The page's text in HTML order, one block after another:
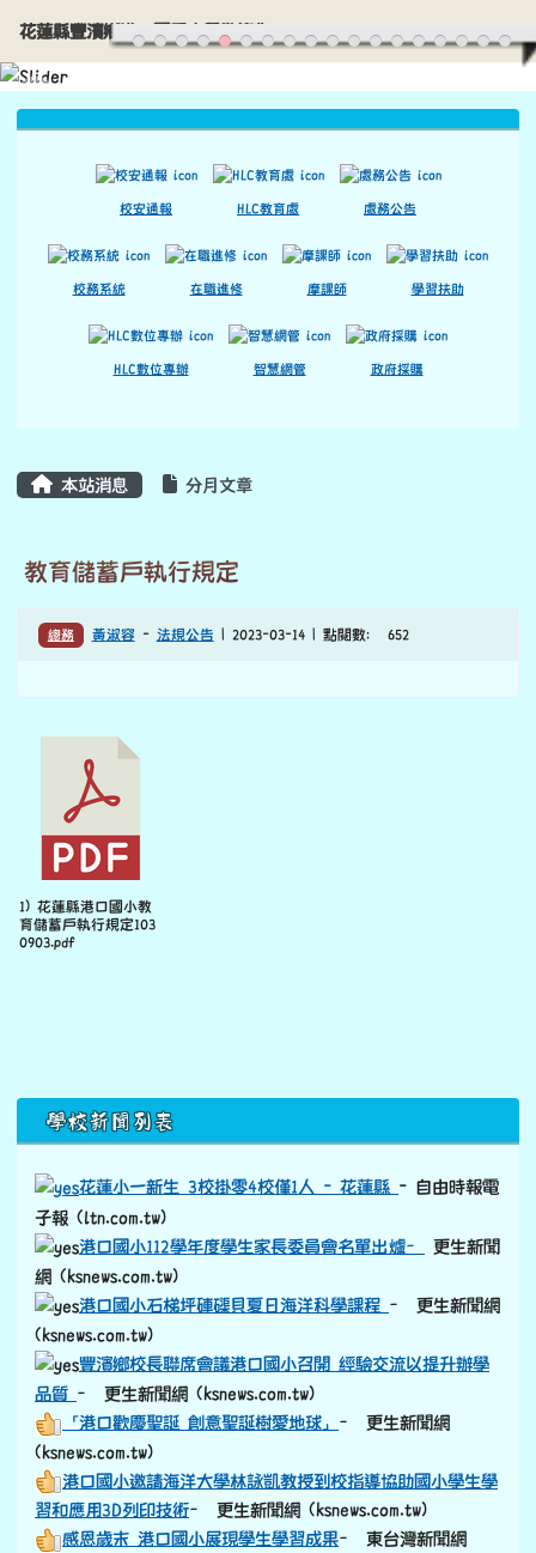
花蓮縣豐濱鄉港口國民小學歡迎您
導覽列
花蓮縣豐濱鄉港口國民小學歡迎您
上中區域內容
校安通報 HLC教育處 處務公告
校務系統 在職進修 摩課師 學習扶助
HLC數位專辦 智慧網管 政府採購
本站消息 分月文章
教育儲蓄戶執行規定
總務 黃淑容- 法規公告 | 2023-03-14 | 點閱數： 652
1) 花蓮縣港口國小教
育儲蓄戶執行規定103
0903.pdf
下中區域內容
學校新聞列表
花蓮小一新生 3校掛零4校僅1人 - 花蓮縣 - 自由時報電
子報 (ltn.com.tw)
港口國小112學年度學生家長委員會名單出爐–
更生新聞
網 (ksnews.com.tw)
港口國小石梯坪硨磲貝夏日海洋科學課程 – 更生新聞網
(ksnews.com.tw)
豐濱鄉校長聯席會議港口國小召開 經驗交流以提升辦學
品質 – 更生新聞網 (ksnews.com.tw)
「港口歡慶聖誕 創意聖誕樹愛地球」 – 更生新聞網
(ksnews.com.tw)
港口國小邀請海洋大學林詠凱教授到校指導協助國小學生學
習和應用3D列印技術– 更生新聞網 (ksnews.com.tw)
感恩歲末 港口國小展現學生學習成果– 東台灣新聞網
頁尾區域